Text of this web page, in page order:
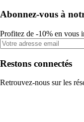
Abonnez-vous à
Profitez de -10% en vous
Restons connectés
Retrouvez-nous sur les